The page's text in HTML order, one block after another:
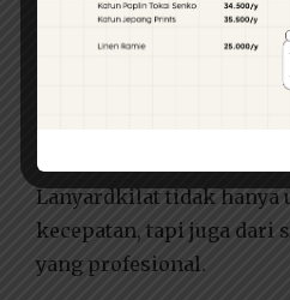
Keunggulan
dalam Industri
Lanyard
Lanyardkilat tidak hanya
kecepatan, tapi juga dari
yang profesional.